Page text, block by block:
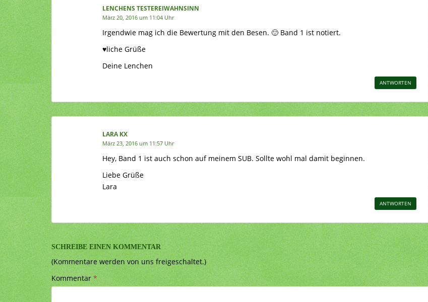
LENCHENS TESTEREIWAHNSINN
März 20, 2016 um 11:04 Uhr
Irgendwie mag ich die Bewertung mit den Besen. 🙂 Band 1 ist notiert.
♥liche Grüße
Deine Lenchen
ANTWORTEN
LARA KX
März 23, 2016 um 11:57 Uhr
Hey, Band 1 ist auch schon auf meinem SUB. Sollte wohl mal damit beginnen.
Liebe Grüße
Lara
ANTWORTEN
SCHREIBE EINEN KOMMENTAR
(Kommentare werden von uns freigeschaltet.)
Kommentar*